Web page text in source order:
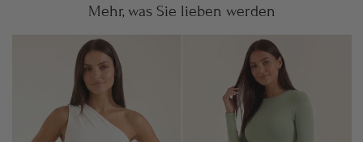
Mehr, was Sie lieben werden